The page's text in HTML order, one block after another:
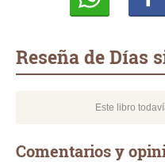
Reseña de Días
Este libro
Comentarios y